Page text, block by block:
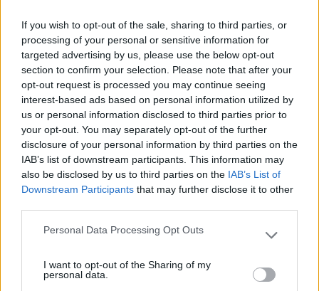
If you wish to opt-out of the sale, sharing to third parties, or
processing of your personal or sensitive information for
targeted advertising by us, please use the below opt-out
section to confirm your selection. Please note that after your
opt-out request is processed you may continue seeing
interest-based ads based on personal information utilized by
us or personal information disclosed to third parties prior to
your opt-out. You may separately opt-out of the further
disclosure of your personal information by third parties on the
IAB’s list of downstream participants. This information may
also be disclosed by us to third parties on the IAB’s List of
Downstream Participants that may further disclose it to other
Please note that this website/app uses one or more Google
not limited to your visit or usage behaviour. You may click to
grant or deny consent to Google and its third-party tags to
Personal Data Processing Opt Outs
I want to opt-out of the Sharing of my
personal data.
QUE IMPACTO TERÁ A INTELIGÊNCIA ARTIFICIAL NAS
ORGANIZAÇÕES?
A inteligência artificial deverá em breve ter implicações
nas organizações, com a substituição de postos de
trabalho que até aqui eram ocupados por pessoas. A
inteligência artificial é, na verdade, uma realidade cada
vez mais…
LEIA MAIS